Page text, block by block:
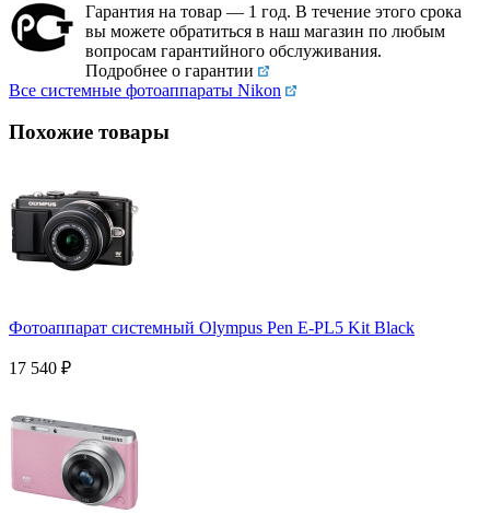
Гарантия на товар — 1 год. В течение этого срока
вы можете обратиться в наш магазин по любым
вопросам гарантийного обслуживания.
Подробнее о гарантии
Все системные фотоаппараты Nikon
Похожие товары
Фотоаппарат системный Olympus Pen E-PL5 Kit Black
17 540 ₽